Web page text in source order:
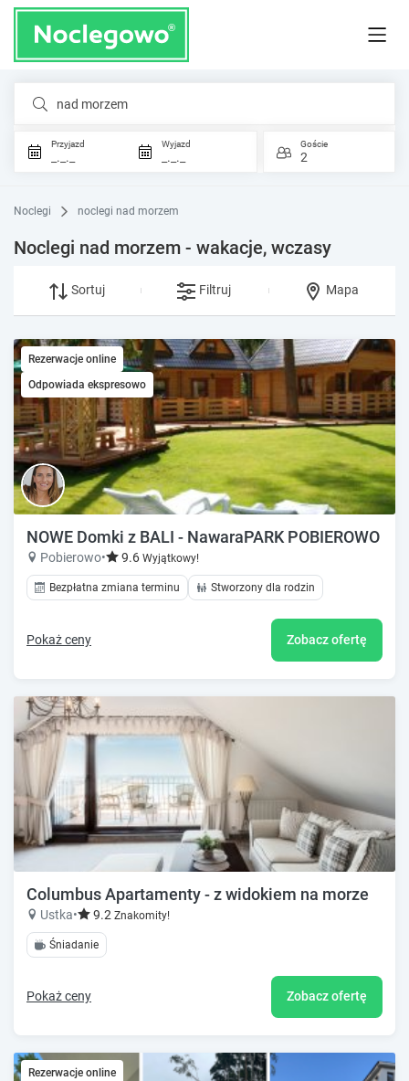
nad morzem
Przyjazd
_._._
Wyjazd
_._._
Goście
2
Noclegi noclegi nad morzem
Noclegi nad morzem - wakacje, wczasy
Sortuj Filtruj Mapa
Rezerwacje online
Odpowiada ekspresowo
NOWE Domki z BALI - NawaraPARK POBIEROWO
Pobierowo• 9.6 Wyjątkowy!
Bezpłatna zmiana terminu Stworzony dla rodzin
Pokaż ceny Zobacz ofertę
Columbus Apartamenty - z widokiem na morze
Ustka• 9.2 Znakomity!
Śniadanie
Pokaż ceny Zobacz ofertę
Rezerwacje online